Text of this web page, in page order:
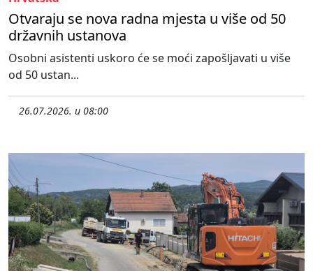
Otvaraju se nova radna mjesta u više od 50
državnih ustanova
Osobni asistenti uskoro će se moći zapošljavati u više
od 50 ustan...
26.07.2026. u 08:00